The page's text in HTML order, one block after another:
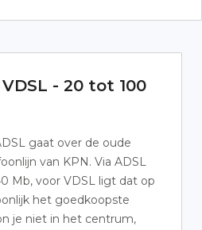
- 20 tot 100
gaat over de oude
van KPN. Via ADSL
Mb, voor VDSL ligt dat op
het goedkoopste
je niet in het centrum,